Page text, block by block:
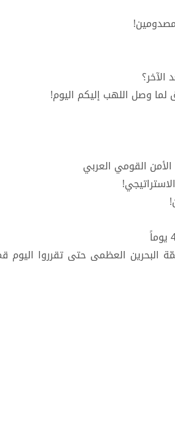
القومي العربي
البحرين العظمى حتى تقرروا اليوم